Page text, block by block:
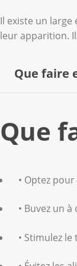
Il existe un
leur apparition.
Que faire
Les
Que
• Optez
• Buvez un
• Stimulez